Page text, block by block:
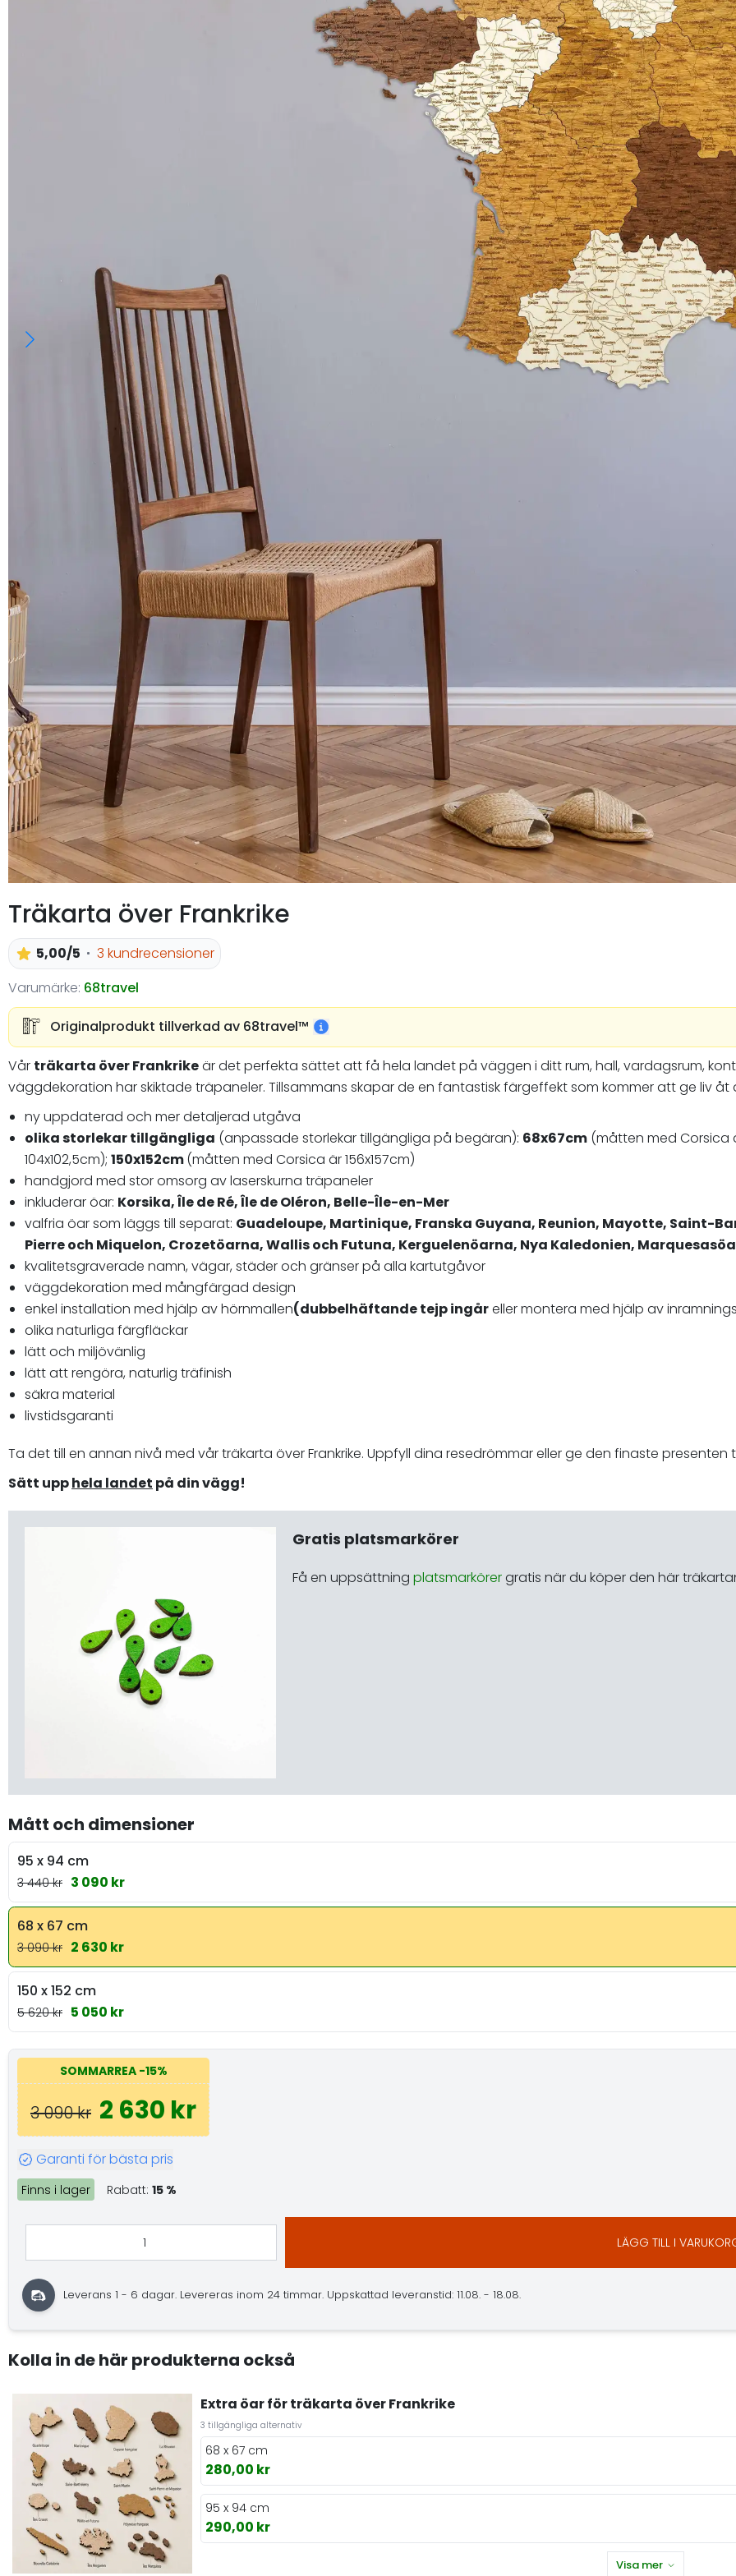
Träkarta över Frankrike
5,00/5
3 kundrecensioner
Varumärke: 68travel
Originalprodukt tillverkad av 68travel™️
Vår träkarta över Frankrikeär det perfekta sättet att få hela landet på väggen i ditt rum, hall, vardagsrum,
väggdekoration har skiktade träpaneler. Tillsammans skapar de en fantastisk färgeffekt som kommer att ge liv åt
ny uppdaterad och mer detaljerad utgåva
olika storlekar tillgängliga (anpassade storlekar tillgängliga på begäran): 68x67cm (måtten med Corsica
104x102,5cm); 150x152cm(måtten med Corsica är 156x157cm)
handgjord med stor omsorg av laserskurna träpaneler
inkluderar öar: Korsika, Île de Ré, Île de Oléron, Belle-Île-en-Mer
valfria öar som läggs till separat: Guadeloupe, Martinique, Franska Guyana, Reunion, Mayotte, Saint-
Pierreoch Miquelon, Crozetöarna, Wallis och Futuna, Kerguelenöarna, Nya Kaledonien,
kvalitetsgraverade namn, vägar, städer och gränser på alla kartutgåvor
väggdekoration med mångfärgad design
enkel installation med hjälp av hörnmallen(dubbelhäftande tejp ingåreller montera med hjälp av
olika naturliga färgfläckar
lätt och miljövänlig
lätt att rengöra, naturlig träfinish
säkra material
livstidsgaranti
Ta det till en annan nivå med vår träkarta över Frankrike. Uppfyll dina resedrömmar eller ge den finaste presenten
Sätt upphela landet på din vägg!
Gratis platsmarkörer
Få en uppsättning platsmarkörergratis när du köper den här
Mått och dimensioner
95 x 94 cm
3 440 kr 3 090 kr
68 x 67 cm
3 090 kr 2 630 kr
150 x 152 cm
5 620 kr 5 050 kr
SOMMARREA -15%
3 090 kr 2 630 kr
Garanti för bästa pris
Finns i lager Rabatt: 15 %
LÄGG TILL I
Leverans 1 - 6 dagar. Levereras inom 24 timmar. Uppskattad leveranstid: 11.08. - 18.08.
Kolla in de här produkterna också
Extra öar för träkarta över Frankrike
3 tillgängliga alternativ
68 x 67 cm
280,00 kr
95 x 94 cm
290,00 kr
Visa mer